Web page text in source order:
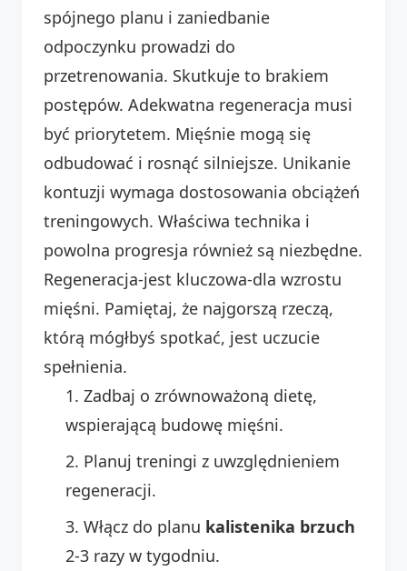
spójnego planu i zaniedbanie
odpoczynku prowadzi do
przetrenowania. Skutkuje to brakiem
postępów. Adekwatna regeneracja musi
być priorytetem. Mięśnie mogą się
odbudować i rosnąć silniejsze. Unikanie
kontuzji wymaga dostosowania obciążeń
treningowych. Właściwa technika i
powolna progresja również są niezbędne.
Regeneracja-jest kluczowa-dla wzrostu
mięśni. Pamiętaj, że najgorszą rzeczą,
którą mógłbyś spotkać, jest uczucie
spełnienia.
Zadbaj o zrównoważoną dietę,
wspierającą budowę mięśni.
Planuj treningi z uwzględnieniem
regeneracji.
Włącz do planu kalistenika brzuch
2-3 razy w tygodniu.